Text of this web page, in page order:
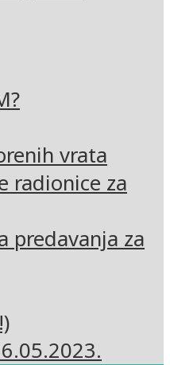
vrata
radionice za
predavanja za